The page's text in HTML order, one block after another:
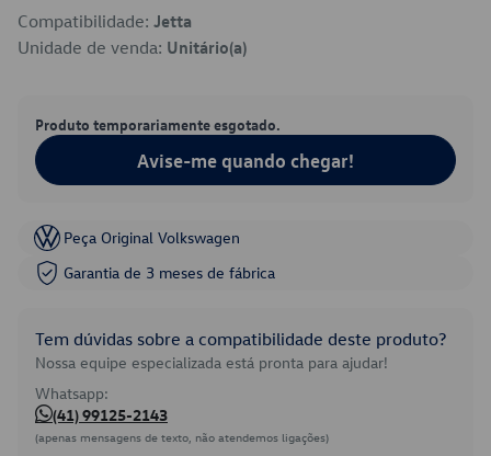
Compatibilidade: Jetta
Unidade de venda: Unitário(a)
Produto temporariamente esgotado.
Avise-me quando chegar!
Peça Original Volkswagen
Garantia de 3 meses de fábrica
Tem dúvidas sobre a compatibilidade deste produto?
Nossa equipe especializada está pronta para ajudar!
Whatsapp:
(41) 99125-2143
(apenas mensagens de texto, não atendemos ligações)